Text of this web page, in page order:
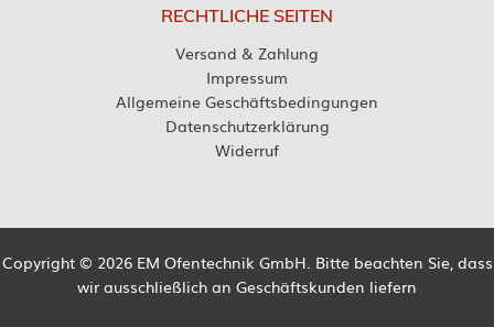
RECHTLICHE SEITEN
Versand & Zahlung
Impressum
Allgemeine Geschäftsbedingungen
Datenschutzerklärung
Widerruf
Copyright © 2026 EM Ofentechnik GmbH. Bitte beachten Sie, dass
wir ausschließlich an Geschäftskunden liefern